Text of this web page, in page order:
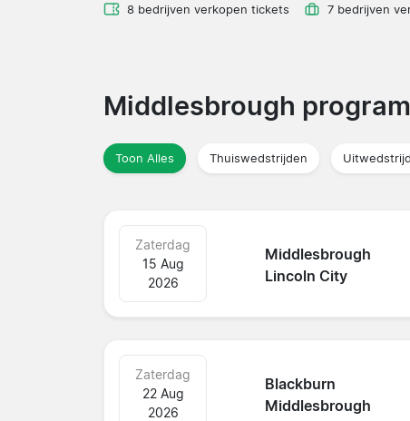
8 bedrijven verkopen tickets 7 bedrijven
Middlesbrough
Toon Alles Thuiswedstrijden
Middlesbrough
Lincoln City
Zaterdag
15 Aug
2026
Blackburn
Middlesbrough
Zaterdag
22 Aug
2026